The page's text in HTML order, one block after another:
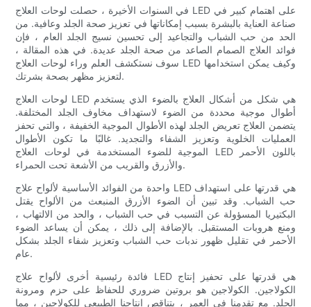
في السنوات الأخيرة ، حصلت لوحات العلاج LED على اهتمام كبير في
صناعة العناية بالبشرة بسبب إمكاناتها في تعزيز صحة الجلد وعافية. من
الحد من حب الشباب والتجاعيد إلى تحسين نسيج الجلد العام ، فإن
فوائد العلاج الصمام الصاعد من صحة الجلد عديدة. في هذه المقالة ،
سوف نستكشف العلم وراء لوحات العلاج LED وكيف يمكن استخدامها
لتعزيز مظهر بصحة بشرتك.
لوحات العلاج LED هي شكل من أشكال العلاج بالضوء الذي يستخدم
أطوال موجية محددة من الضوء لاستهداف مخاوف الجلد المختلفة.
يتضمن العلاج تعريض الجلد لهذه الأطوال الموجية الخفيفة ، والتي تحفز
العمليات الخلوية وتعزيز الشفاء والتجديد. غالبًا ما تكون الأطوال
الموجية للضوء المستخدمة في لوحات العلاج LED باللون الأحمر
والأزرق والقريب من الأشعة تحت الحمراء.
واحدة من الفوائد الأساسية لألواح علاج LED هي قدرتها على استهداف
حب الشباب. وقد تبين أن الضوء الأزرق المنبعث من الألواح يقتل
البكتيريا المسؤولة عن التسبب في حب الشباب ، والحد من الالتهاب ،
ومنع هروبات المستقبل. بالإضافة إلى ذلك ، يمكن أن يساعد الضوء
الأحمر في تقليل ظهور ندبات حب الشباب وتعزيز شفاء الجلد بشكل
عام.
فائدة رئيسية أخرى لألواح علاج LED هي قدرتها على تحفيز إنتاج
الكولاجين. الكولاجين هو بروتين ضروري للحفاظ على حزم ومرونة
الجلد. مع تقدمنا ​​في العمر ، يتناقص إنتاجنا الطبيعي للكولاجين ، مما